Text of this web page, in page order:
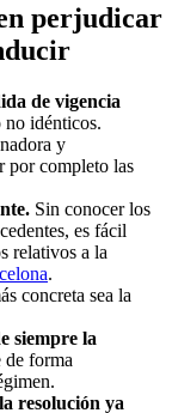
perjudicar
de vigencia
no idénticos.
y
por completo las
Sin conocer los
es fácil
relativos a la
.
concreta sea la
siempre la
de forma
resolución ya